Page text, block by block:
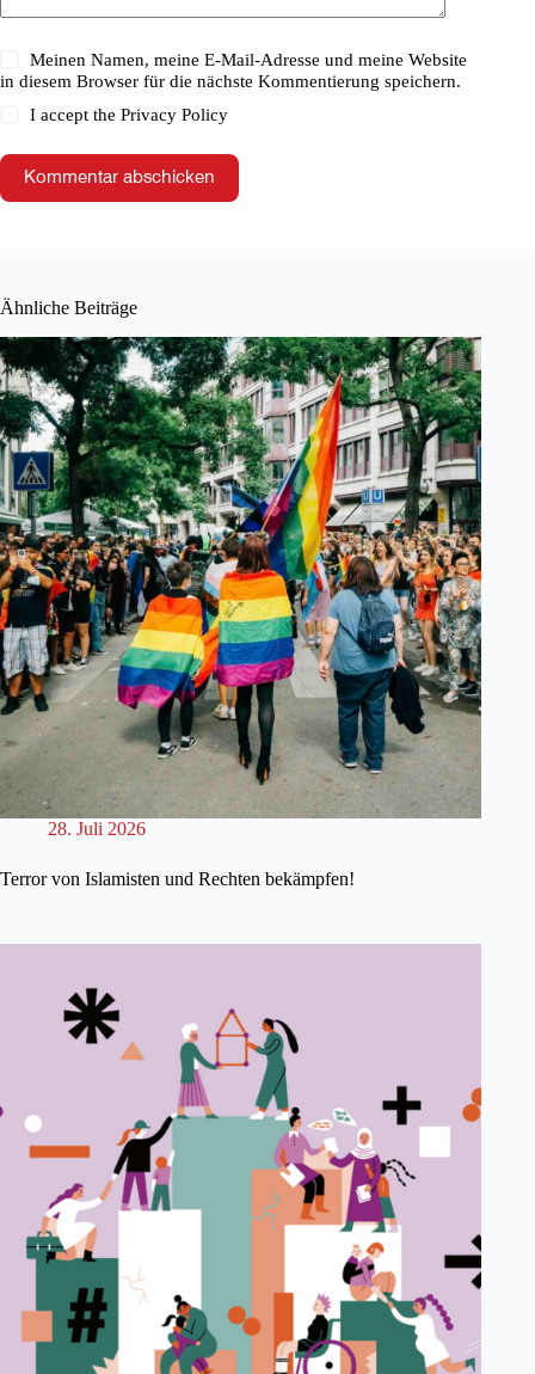
Meinen Namen, meine E-Mail-Adresse und meine Website
in diesem Browser für die nächste Kommentierung speichern.
I accept thePrivacy Policy
Kommentar abschicken
Ähnliche Beiträge
28. Juli 2026
Terror von Islamisten und Rechten bekämpfen!